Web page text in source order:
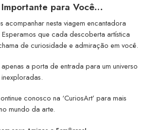
Importante para Você…
acompanhar nesta viagem encantadora
Esperamos que cada descoberta artística
de curiosidade e admiração em você.
a porta de entrada para um universo
conosco na ‘CuriosArt’ para mais
mundo da arte.